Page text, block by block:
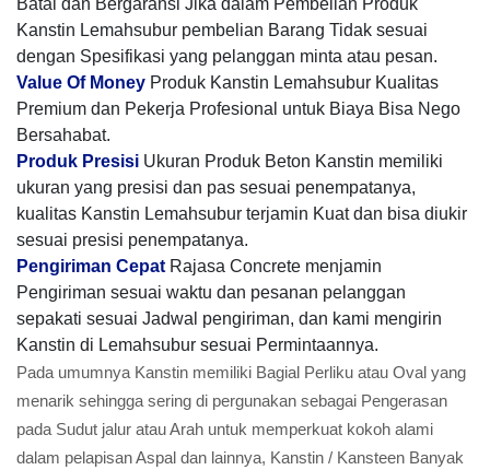
Batal dan Bergaransi Jika dalam Pembelian Produk
Kanstin Lemahsubur pembelian Barang Tidak sesuai
dengan Spesifikasi yang pelanggan minta atau pesan.
Value Of Money Produk Kanstin Lemahsubur Kualitas
Premium dan Pekerja Profesional untuk Biaya Bisa Nego
Bersahabat.
Produk Presisi Ukuran Produk Beton Kanstin memiliki
ukuran yang presisi dan pas sesuai penempatanya,
kualitas Kanstin Lemahsubur terjamin Kuat dan bisa diukir
sesuai presisi penempatanya.
Pengiriman Cepat Rajasa Concrete menjamin
Pengiriman sesuai waktu dan pesanan pelanggan
sepakati sesuai Jadwal pengiriman, dan kami mengirin
Kanstin di Lemahsubur sesuai Permintaannya.
Pada umumnya Kanstin memiliki Bagial Perliku atau Oval yang
menarik sehingga sering di pergunakan sebagai Pengerasan
pada Sudut jalur atau Arah untuk memperkuat kokoh alami
dalam pelapisan Aspal dan lainnya, Kanstin / Kansteen Banyak